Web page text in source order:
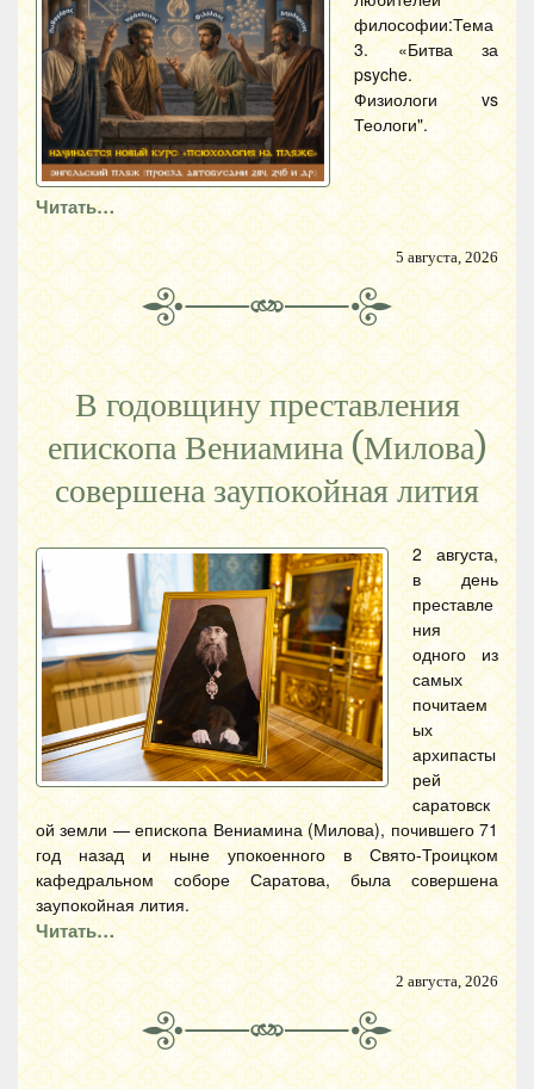
философии:Тема
3. «Битва за
psyche.
Физиологи vs
Теологи".
Читать…
5 августа, 2026
В годовщину преставления
епископа Вениамина (Милова)
совершена заупокойная лития
2 августа,
в день
преставле
ния
одного из
самых
почитаем
ых
архипасты
рей
саратовск
ой земли — епископа Вениамина (Милова), почившего 71
год назад и ныне упокоенного в Свято-Троицком
кафедральном соборе Саратова, была совершена
заупокойная лития.
Читать…
2 августа, 2026